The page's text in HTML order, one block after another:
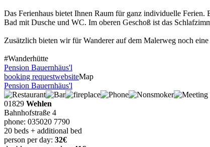
Das Ferienhaus bietet Ihnen Raum für ganz individuelle
Bad mit Dusche und WC. Im oberen Geschoß ist das
Zusätzlich bieten wir für Wanderer auf dem Malerweg noch
#Wanderhütte
Pension Bauernhäus'l
booking requestwebsiteMap
Pension Bauernhäus'l
01829 Wehlen
Bahnhofstraße 4
phone: 035020 7790
20 beds + additional bed
person per day: 32€